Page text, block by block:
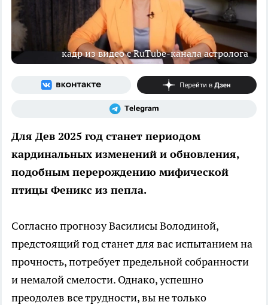
кадр из видео с RuTube-канала астролога
Для Дев 2025 год станет периодом
кардинальных изменений и обновления,
подобным перерождению мифической
птицы Феникс из пепла.
Согласно прогнозу Василисы Володиной,
предстоящий год станет для вас испытанием на
прочность, потребует предельной собранности
и немалой смелости. Однако, успешно
преодолев все трудности, вы не только